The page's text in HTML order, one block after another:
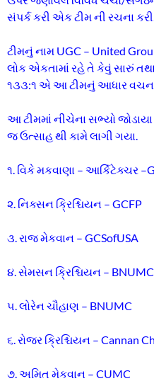
સંપર્ક કરી એક ટીમ ની રચના કરી.
ટીમનું નામ UGC – United
લોક એકતામાં રહે તે કેવું સારું
૧૩૩:૧ એ આ ટીમનું આધાર
આ ટીમમાં નીચેના સભ્યો
જ ઉત્સાહ થી કામે લાગી ગયા.
૧. વિકે મકવાણા –
૨. નિક્સન ક્રિશ્ચિયન – GCFP
૩. રાજ મેકવાન –
૪. સેમસન ક્રિશ્ચિયન – BNUMC
૫. લોરેન ચૌહાણ –
૬. રોજર ક્રિશ્ચિયન – Cannan
૭. અમિત મેકવાન – CUMC